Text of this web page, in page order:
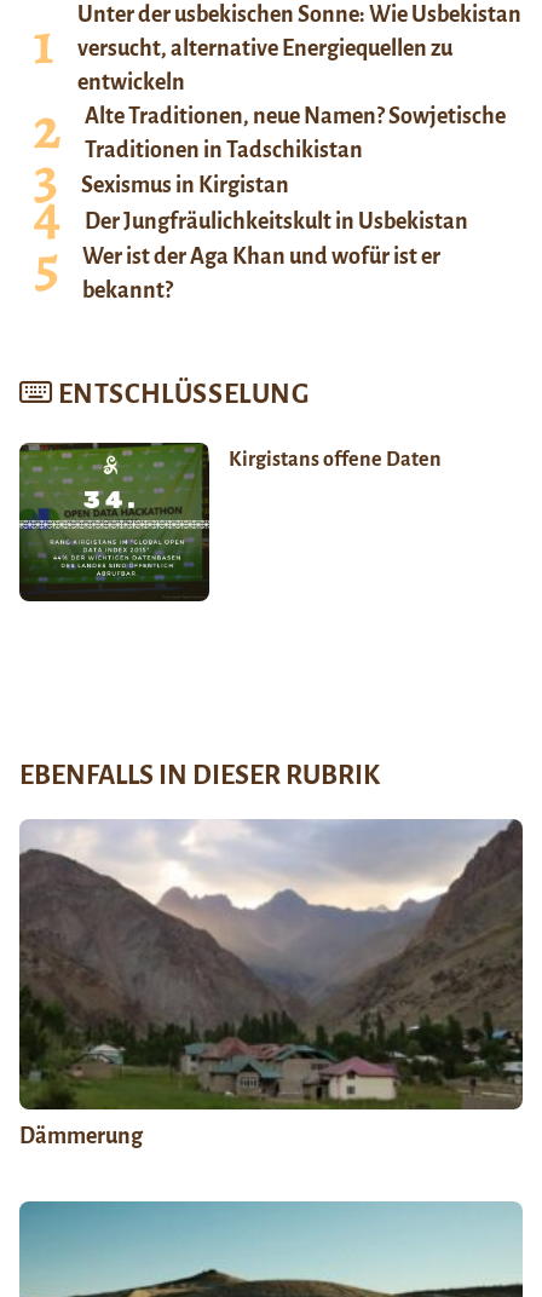
Unter der usbekischen Sonne: Wie Usbekistan
versucht, alternative Energiequellen zu
entwickeln
Alte Traditionen, neue Namen? Sowjetische
Traditionen in Tadschikistan
Sexismus in Kirgistan
Der Jungfräulichkeitskult in Usbekistan
Wer ist der Aga Khan und wofür ist er
bekannt?
ENTSCHLÜSSELUNG
Kirgistans offene Daten
EBENFALLS IN DIESER RUBRIK
Dämmerung